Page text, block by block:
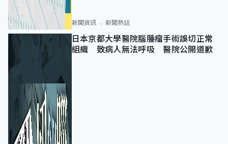
新聞資訊 新聞熱話
日本京都大學醫院腦腫瘤手術誤切正常
組織 致病人無法呼吸 醫院公開道歉